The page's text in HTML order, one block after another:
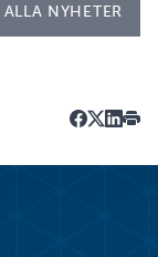
ALLA NYHETER